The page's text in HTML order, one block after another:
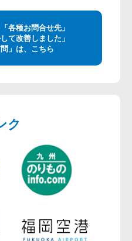
各種お問合せ先」
て改善しました」
」は、こちら
ク